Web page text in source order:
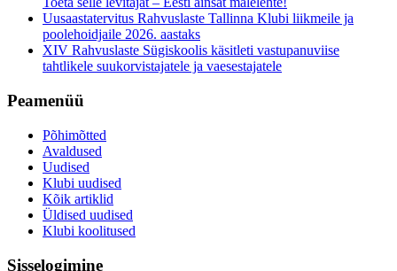
Uusaastatervitus Rahvuslaste Tallinna Klubi liikmeile ja
poolehoidjaile 2026. aastaks
XIV Rahvuslaste Sügiskoolis käsitleti vastupanuviise
tahtlikele suukorvistajatele ja vaesestajatele
Peamenüü
Põhimõtted
Avaldused
Uudised
Klubi uudised
Kõik artiklid
Üldised uudised
Klubi koolitused
Sisselogimine